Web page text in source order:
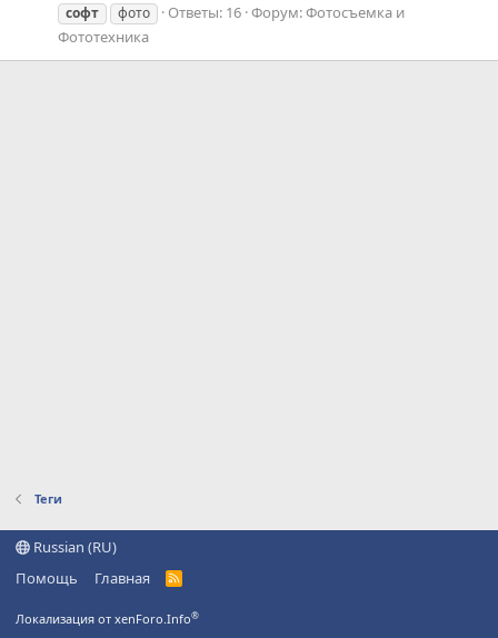
софт
фото Ответы: 16 Форум:Фотосъемка и
Фототехника
Теги
Russian (RU)
Помощь
Главная
R
Локализация от xenForo.Info®